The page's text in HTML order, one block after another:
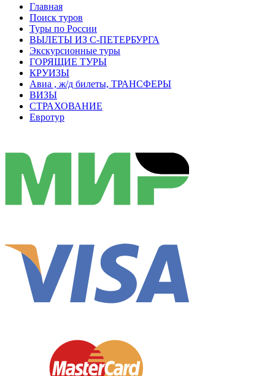
Главная
Поиск туров
Туры по России
ВЫЛЕТЫ ИЗ С-ПЕТЕРБУРГА
Экскурсионные туры
ГОРЯЩИЕ ТУРЫ
КРУИЗЫ
Авиа , ж/д билеты, ТРАНСФЕРЫ
ВИЗЫ
СТРАХОВАНИЕ
Евротур